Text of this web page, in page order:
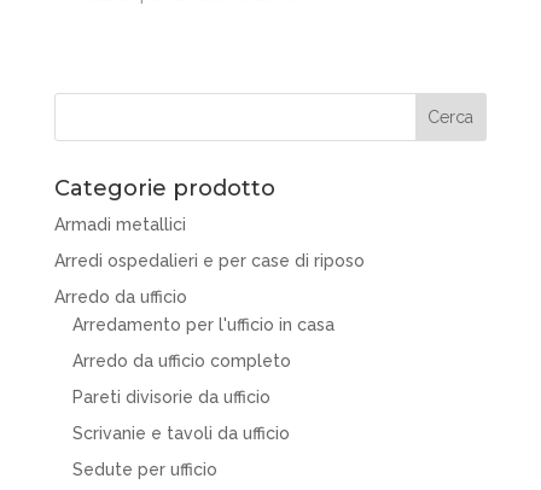
Categorie prodotto
Armadi metallici
Arredi ospedalieri e per case di riposo
Arredo da ufficio
Arredamento per l'ufficio in casa
Arredo da ufficio completo
Pareti divisorie da ufficio
Scrivanie e tavoli da ufficio
Sedute per ufficio